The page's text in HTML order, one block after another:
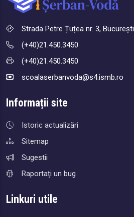
Strada Petre Țuțea nr. 3, București
(+40)21.450.3450
(+40)21.450.3450
scoalaserbanvoda@s4.ismb.ro
Informații site
Istoric actualizări
Sitemap
Sugestii
Raportați un bug
Linkuri utile